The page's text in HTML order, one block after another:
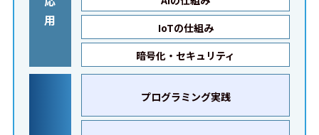
用
IoTの仕組み
暗号化・セキュリティ
プログラミング実践